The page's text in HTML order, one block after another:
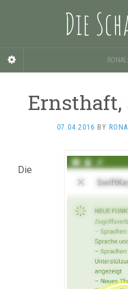
Die
Ernsthaft,
07.04.2016 BY
Die